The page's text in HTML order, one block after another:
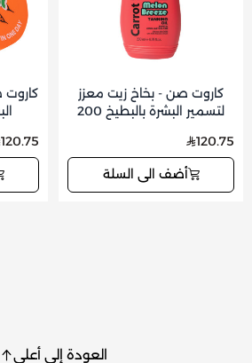
كاروت صن - بخاخ زيت معزز
لتسمير البشرة بالبطيخ 200
120.75
أضف الى السلة
كاروت
120.75
العودة إلى أعلى